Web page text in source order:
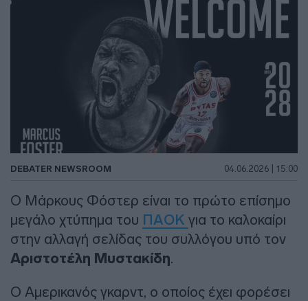
DEBATER NEWSROOM 04.06.2026 | 15:00
Ο Μάρκους Φόστερ είναι το πρώτο επίσημο
μεγάλο χτύπημα του ΠΑΟΚ για το καλοκαίρι
στην αλλαγή σελίδας του συλλόγου υπό τον
Αριστοτέλη Μυστακίδη.
Ο Αμερικανός γκαρντ, ο οποίος έχει φορέσει